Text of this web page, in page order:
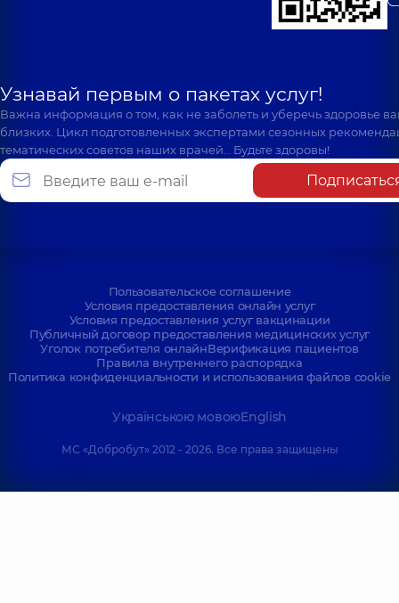
Узнавай первым о пакетах услуг!
Важна информация о том, как не заболеть и уберечь здоровье
близких. Цикл подготовленных экспертами сезонных
тематических советов наших врачей… Будьте здоровы!
Пользовательское соглашение
Условия предоставления онлайн услуг
Условия предоставления услуг вакцинации
Публичный договор предоставления медицинских услуг
Уголок потребителя онлайнВерификация пациентов
Правила внутреннего распорядка
Политика конфиденциальности и использования файлов cookie
Українською мовоюEnglish
МС «Добробут» 2012 - 2026. Все права защищены